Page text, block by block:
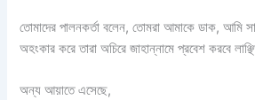
তোমাদের পালনকর্তা বলেন, তোমরা আমাকে ডাক, আমি
অহংকার করে তারা অচিরে জাহান্নামে প্রবেশ করবে
অন্য আয়াতে এসেছে,